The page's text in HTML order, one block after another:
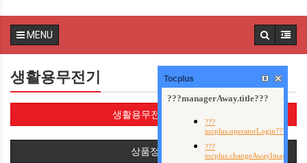
MENU
생활용무전기
생활용무전기(16)
상품정렬
Tocplus